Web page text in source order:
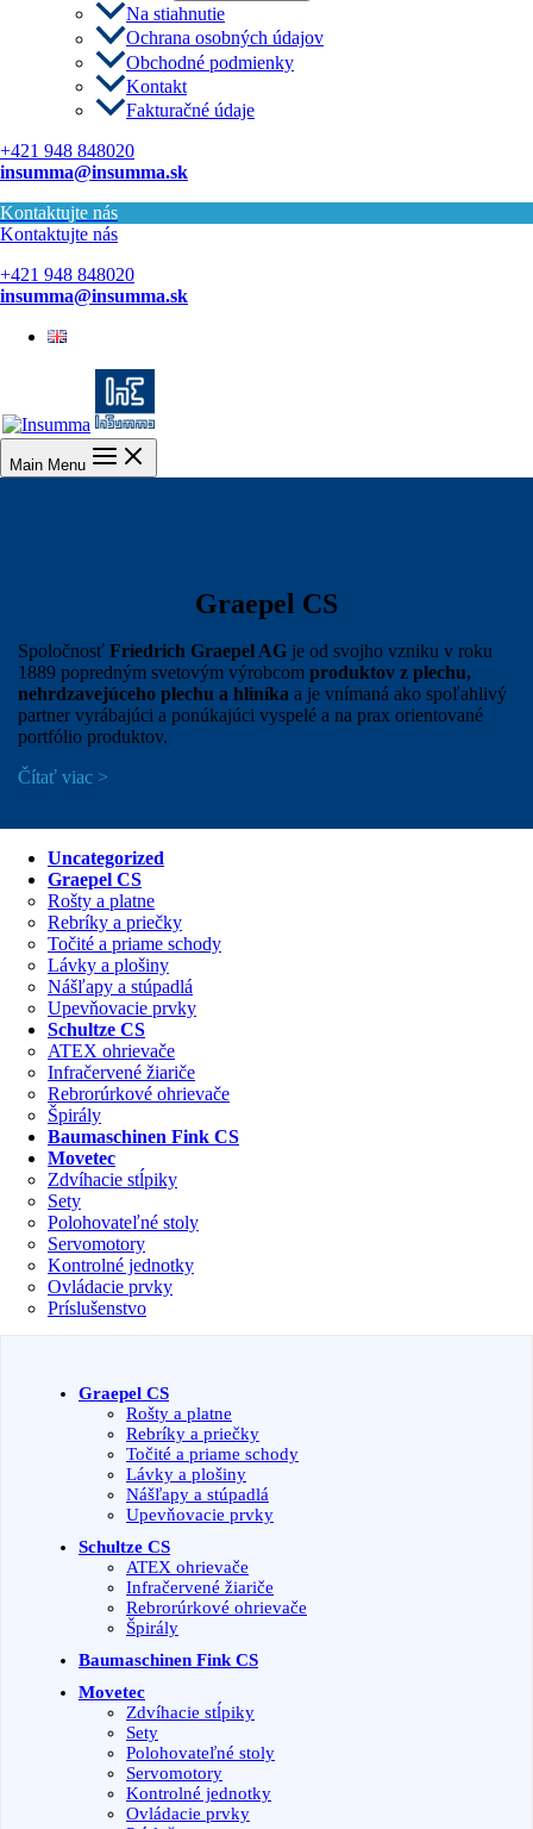
Na stiahnutie
Ochrana osobných údajov
Obchodné podmienky
Kontakt
Fakturačné údaje
+421 948 848020
insumma@insumma.sk
Kontaktujte nás
Kontaktujte nás
+421 948 848020
insumma@insumma.sk
Main Menu
Graepel CS
Spoločnosť Friedrich Graepel AG je od svojho vzniku v roku
1889 popredným svetovým výrobcom produktov z plechu,
nehrdzavejúceho plechu a hliníka a je vnímaná ako spoľahlivý
partner vyrábajúci a ponúkajúci vyspelé a na prax orientované
portfólio produktov.
Čítať viac
Uncategorized
Graepel CS
Rošty a platne
Rebríky a priečky
Točité a priame schody
Lávky a plošiny
Nášľapy a stúpadlá
Upevňovacie prvky
Schultze CS
ATEX ohrievače
Infračervené žiariče
Rebrorúrkové ohrievače
Špirály
Baumaschinen Fink CS
Movetec
Zdvíhacie stĺpiky
Sety
Polohovateľné stoly
Servomotory
Kontrolné jednotky
Ovládacie prvky
Príslušenstvo
Graepel CS
Rošty a platne
Rebríky a priečky
Točité a priame schody
Lávky a plošiny
Nášľapy a stúpadlá
Upevňovacie prvky
Schultze CS
ATEX ohrievače
Infračervené žiariče
Rebrorúrkové ohrievače
Špirály
Baumaschinen Fink CS
Movetec
Zdvíhacie stĺpiky
Sety
Polohovateľné stoly
Servomotory
Kontrolné jednotky
Ovládacie prvky